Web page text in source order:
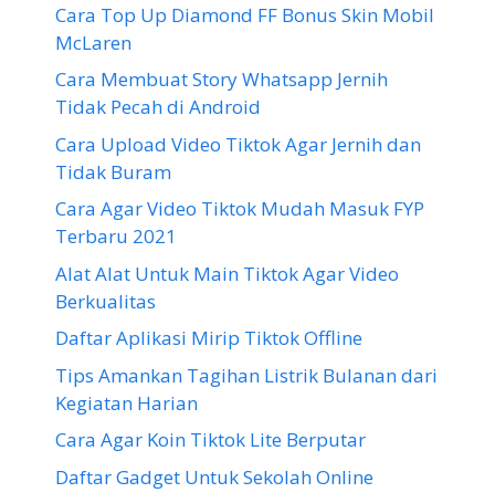
Cara Top Up Diamond FF Bonus Skin Mobil
McLaren
Cara Membuat Story Whatsapp Jernih
Tidak Pecah di Android
Cara Upload Video Tiktok Agar Jernih dan
Tidak Buram
Cara Agar Video Tiktok Mudah Masuk FYP
Terbaru 2021
Alat Alat Untuk Main Tiktok Agar Video
Berkualitas
Daftar Aplikasi Mirip Tiktok Offline
Tips Amankan Tagihan Listrik Bulanan dari
Kegiatan Harian
Cara Agar Koin Tiktok Lite Berputar
Daftar Gadget Untuk Sekolah Online